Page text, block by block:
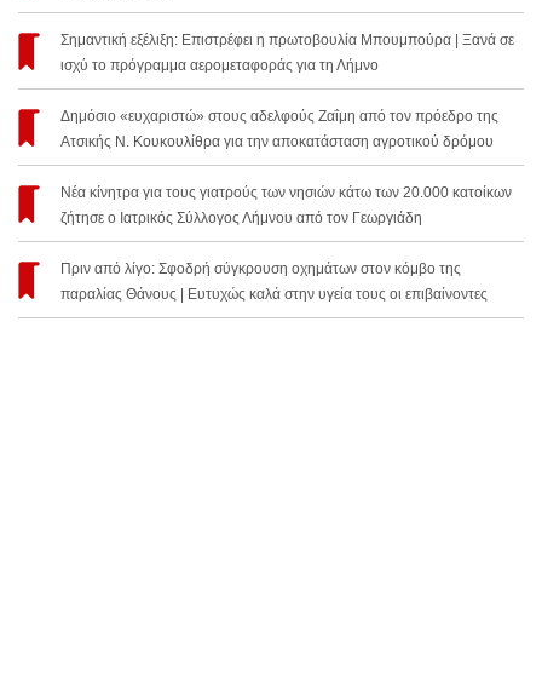
Σημαντική εξέλιξη: Επιστρέφει η πρωτοβουλία Μπουμπούρα | Ξανά σε
ισχύ το πρόγραμμα αερομεταφοράς για τη Λήμνο
Δημόσιο «ευχαριστώ» στους αδελφούς Ζαΐμη από τον πρόεδρο της
Ατσικής Ν. Κουκουλίθρα για την αποκατάσταση αγροτικού δρόμου
Νέα κίνητρα για τους γιατρούς των νησιών κάτω των 20.000 κατοίκων
ζήτησε ο Ιατρικός Σύλλογος Λήμνου από τον Γεωργιάδη
Πριν από λίγο: Σφοδρή σύγκρουση οχημάτων στον κόμβο της
παραλίας Θάνους | Ευτυχώς καλά στην υγεία τους οι επιβαίνοντες